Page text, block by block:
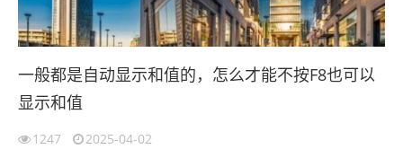
一般都是自动显示和值的，怎么才能不按F8也可以
显示和值
1247 2025-04-02